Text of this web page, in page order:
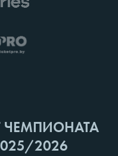
ЧЕМПИОНАТА
2026